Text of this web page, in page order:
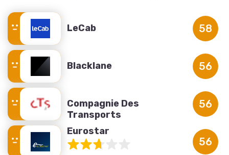
LeCab 58
Blacklane 56
Compagnie Des
Transports
Strasbourgeois
56
Eurostar
56